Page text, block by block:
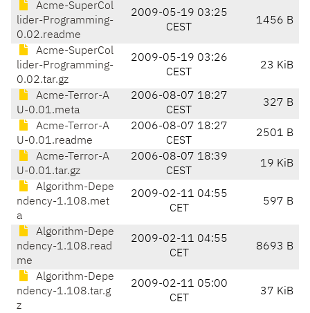
Acme-SuperCol
lider-Programming-
0.02.readme
2009-05-19 03:25
CEST
1456 B
Acme-SuperCol
lider-Programming-
0.02.tar.gz
2009-05-19 03:26
CEST
23 KiB
Acme-Terror-A
U-0.01.meta
2006-08-07 18:27
CEST
327 B
Acme-Terror-A
U-0.01.readme
2006-08-07 18:27
CEST
2501 B
Acme-Terror-A
U-0.01.tar.gz
2006-08-07 18:39
CEST
19 KiB
Algorithm-Depe
ndency-1.108.met
a
2009-02-11 04:55
CET
597 B
Algorithm-Depe
ndency-1.108.read
me
2009-02-11 04:55
CET
8693 B
Algorithm-Depe
ndency-1.108.tar.g
z
2009-02-11 05:00
CET
37 KiB